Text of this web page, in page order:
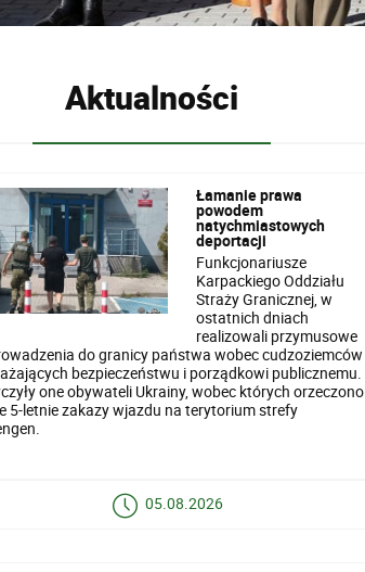
Aktualności
Łamanie prawa
powodem
natychmiastowych
deportacji
Funkcjonariusze
Karpackiego Oddziału
Straży Granicznej, w
ostatnich dniach
realizowali przymusowe
do granicy państwa wobec cudzoziemców
bezpieczeństwu i porządkowi publicznemu.
one obywateli Ukrainy, wobec których orzeczono
5-letnie zakazy wjazdu na terytorium strefy
05.08.2026